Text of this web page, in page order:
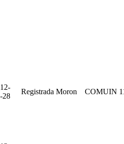
28
Registrada Moron COMUIN